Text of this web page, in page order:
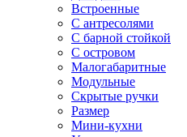
Встроенные
С антресолями
С барной стойкой
С островом
Малогабаритные
Модульные
Скрытые ручки
Размер
Мини-кухни